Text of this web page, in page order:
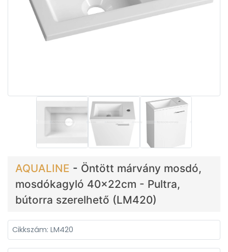
AQUALINE - Öntött márvány mosdó,
mosdókagyló 40x22cm - Pultra,
bútorra szerelhető (LM420)
Cikkszám: LM420